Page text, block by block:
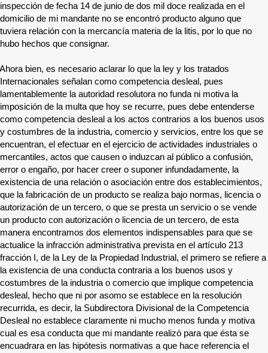
inspección de fecha 14 de junio de dos mil doce realizada en el
domicilio de mi mandante no se encontró producto alguno que
tuviera relación con la mercancía materia de la litis, por lo que no
hubo hechos que consignar.
Ahora bien, es necesario aclarar lo que la ley y los tratados
Internacionales señalan como competencia desleal, pues
lamentablemente la autoridad resolutora no funda ni motiva la
imposición de la multa que hoy se recurre, pues debe entenderse
como competencia desleal a los actos contrarios a los buenos usos
y costumbres de la industria, comercio y servicios, entre los que se
encuentran, el efectuar en el ejercicio de actividades industriales o
mercantiles, actos que causen o induzcan al público a confusión,
error o engaño, por hacer creer o suponer infundadamente, la
existencia de una relación o asociación entre dos establecimientos,
que la fabricación de un producto se realiza bajo normas, licencia o
autorización de un tercero, o que se presta un servicio o se vende
un producto con autorización o licencia de un tercero, de esta
manera encontramos dos elementos indispensables para que se
actualice la infracción administrativa prevista en el artículo 213
fracción I, de la Ley de la Propiedad Industrial, el primero se refiere a
la existencia de una conducta contraria a los buenos usos y
costumbres de la industria o comercio que implique competencia
desleal, hecho que ni por asomo se establece en la resolución
recurrida, es decir, la Subdirectora Divisional de la Competencia
Desleal no establece claramente ni mucho menos funda y motiva
cual es esa conducta que mi mandante realizó para que ésta se
encuadrara en las hipótesis normativas a que hace referencia el